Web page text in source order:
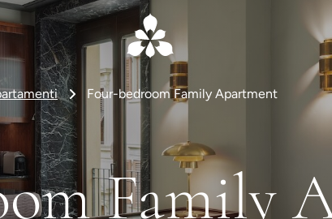
Four-bedroom Family Apartment
Family